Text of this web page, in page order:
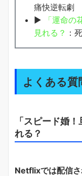
痛快逆転劇
▶
「運命
見れる？ ：
よくある質
「スピード婚
れる？
Netflixでは配信さ